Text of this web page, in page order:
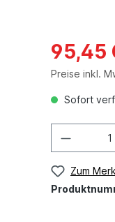
95,45
Preise inkl.
Sofort
Zum